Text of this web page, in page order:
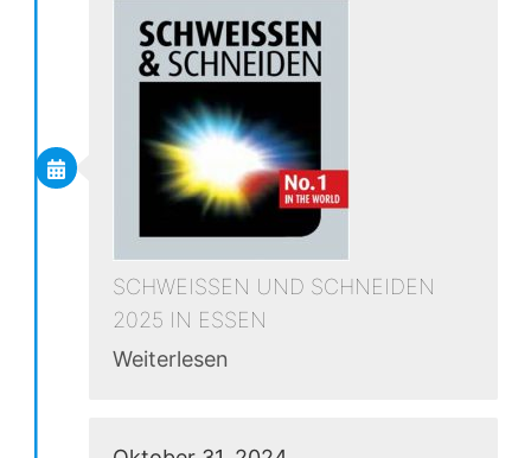
SCHWEISSEN UND SCHNEIDEN
2025 IN ESSEN
Weiterlesen